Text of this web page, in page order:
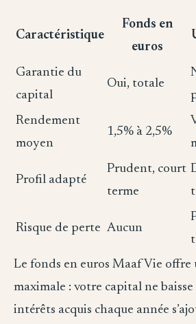
Caractéristique
Fonds en
euros
Garantie du
capital
Oui, totale
Rendement
moyen
1,5% à 2,5%
Profil adapté
Prudent, court
terme
Risque de perte Aucun
Le fonds en euros Maaf Vie offre
maximale : votre capital ne baisse
intérêts acquis chaque année